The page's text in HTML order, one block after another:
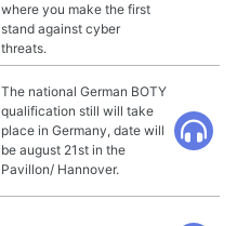
where you make the first
stand against cyber
threats.
The national German BOTY
qualification still will take
place in Germany, date will
be august 21st in the
Pavillon/ Hannover.